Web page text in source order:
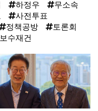
하정우
무소속
사전투표
정책공방
토론회
보수재건